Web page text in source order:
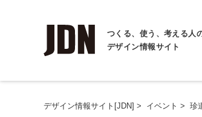
つくる、使う、考える人
デザイン情報サイト
デザイン情報サイト[JDN] > イベント > 珍